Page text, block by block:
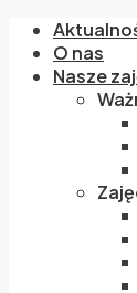
O nas
Nasze